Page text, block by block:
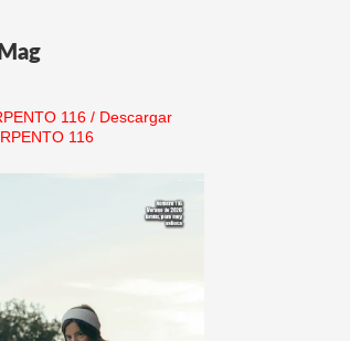
116 / Descargar
116